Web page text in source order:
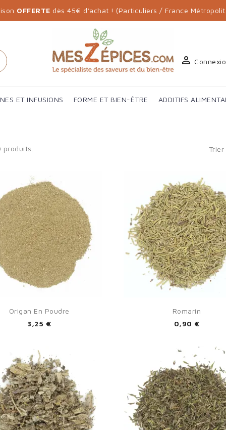
OFFERTE dès 45€ d'achat ! (Particuliers / France

ET INFUSIONS FORME ET BIEN-ÊTRE ADDITIFS
produits. Trier
Aperçu rapide
Origan En Poudre
3,25 €
Aperçu rapide
Romarin
0,90 €